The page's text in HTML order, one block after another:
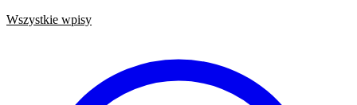
Wszystkie wpisy